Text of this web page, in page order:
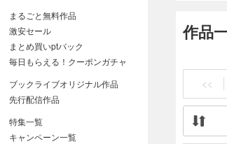
作品
<<
まるごと無料作品
激安セール
まとめ買いptバック
毎日もらえる！クーポンガチャ
ブックライブオリジナル作品
先行配信作品
特集一覧
キャンペーン一覧